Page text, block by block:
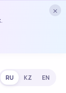
×
RU KZ EN